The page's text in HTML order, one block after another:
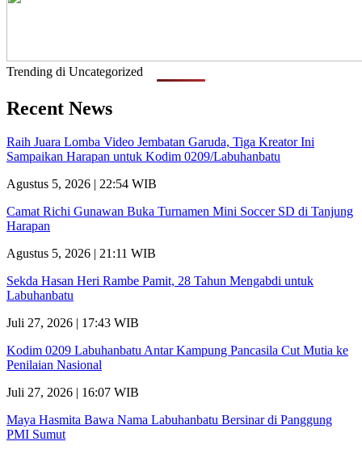
Trending di Uncategorized
Recent News
Raih Juara Lomba Video Jembatan Garuda, Tiga Kreator Ini
Sampaikan Harapan untuk Kodim 0209/Labuhanbatu
Agustus 5, 2026 | 22:54 WIB
Camat Richi Gunawan Buka Turnamen Mini Soccer SD di Tanjung
Harapan
Agustus 5, 2026 | 21:11 WIB
Sekda Hasan Heri Rambe Pamit, 28 Tahun Mengabdi untuk
Labuhanbatu
Juli 27, 2026 | 17:43 WIB
Kodim 0209 Labuhanbatu Antar Kampung Pancasila Cut Mutia ke
Penilaian Nasional
Juli 27, 2026 | 16:07 WIB
Maya Hasmita Bawa Nama Labuhanbatu Bersinar di Panggung
PMI Sumut